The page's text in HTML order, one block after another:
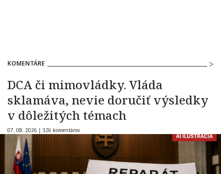
KOMENTÁRE
DCA či mimovládky. Vláda
sklamáva, nevie doručiť výsledky
v dôležitých témach
07. 08. 2026 | 326 komentárov